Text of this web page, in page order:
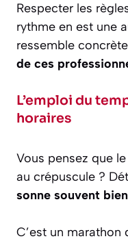
Respecter les
rythme en est une
ressemble
de ces
L’emploi du
horaires
Vous pensez que
au crépuscule ?
sonne souvent
C’est un marathon